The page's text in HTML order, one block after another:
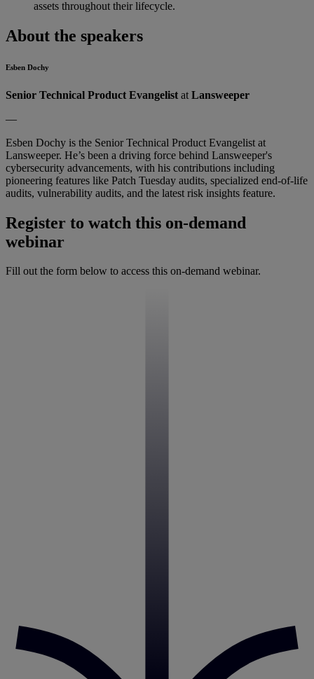
assets throughout their lifecycle.
About the speakers
Esben Dochy
Senior Technical Product Evangelist at Lansweeper
—
Esben Dochy is the Senior Technical Product Evangelist at
Lansweeper. He’s been a driving force behind Lansweeper's
cybersecurity advancements, with his contributions including
pioneering features like Patch Tuesday audits, specialized end-of-life
audits, vulnerability audits, and the latest risk insights feature.
Register to watch this on-demand
webinar
Fill out the form below to access this on-demand webinar.